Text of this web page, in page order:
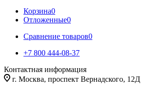
Корзина0
Отложенные0
Сравнение товаров0
+7 800 444-08-37
Контактная информация
г. Москва, проспект Вернадского, 12Д